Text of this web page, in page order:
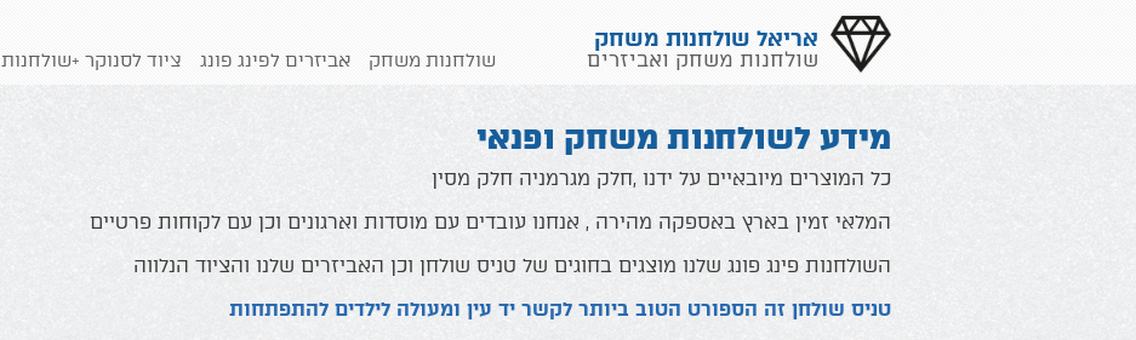
אריאל שולחנות משחק
שולחנות משחק ואביזרים
שולחנות משחק אביזרים לפינג פונג ציוד לסנוקר +שולחנות rasson
מידע לשולחנות משחק ופנאי
כל המוצרים מיובאיים על ידנו ,חלק מגרמניה חלק מסין
המלאי זמין בארץ באספקה מהירה , אנחנו עובדים עם מוסדות וארגונים וכן עם לקוחות פרטיים
השולחנות פינג פונג שלנו מוצגים בחוגים של טניס שולחן וכן האביזרים שלנו והציוד הנלווה
טניס שולחן זה הספורט הטוב ביותר לקשר יד עין ומעולה לילדים להתפתחות